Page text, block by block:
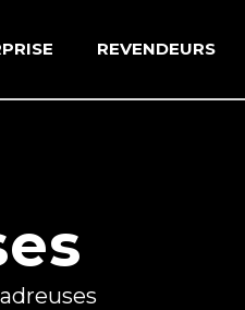
REVENDEURS